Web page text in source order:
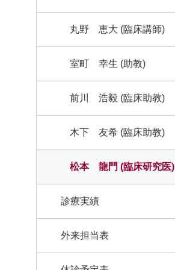
丸野 恵大 (臨床講師)
室町 幸生 (助教)
前川 浩毅 (臨床助教)
木下 友希 (臨床助教)
松本 龍門 (臨床研究医)
診療実績
外来担当表